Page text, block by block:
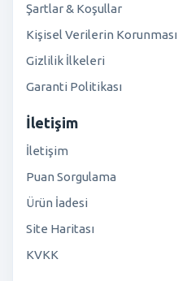
Şartlar & Koşullar
Kişisel Verilerin Korunması
Gizlilik İlkeleri
Garanti Politikası
İletişim
İletişim
Puan Sorgulama
Ürün İadesi
Site Haritası
KVKK